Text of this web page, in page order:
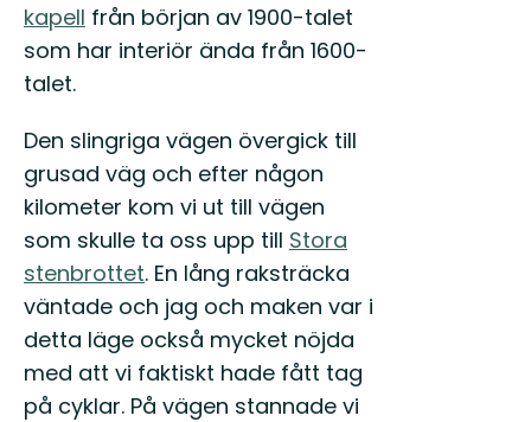
kapell från början av 1900-talet
som har interiör ända från 1600-
talet.
Den slingriga vägen övergick till
grusad väg och efter någon
kilometer kom vi ut till vägen
som skulle ta oss upp till Stora
stenbrottet. En lång raksträcka
väntade och jag och maken var i
detta läge också mycket nöjda
med att vi faktiskt hade fått tag
på cyklar. På vägen stannade vi